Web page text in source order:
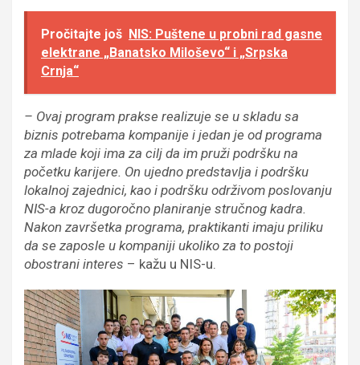
Pročitajte još NIS: Puštene u probni rad gasne
elektrane „Banatsko Miloševo“ i „Srpska
Crnja“
– Ovaj program prakse realizuje se u skladu sa
biznis potrebama kompanije i jedan je od programa
za mlade koji ima za cilj da im pruži podršku na
početku karijere. On ujedno predstavlja i podršku
lokalnoj zajednici, kao i podršku održivom poslovanju
NIS-a kroz dugoročno planiranje stručnog kadra.
Nakon završetka programa, praktikanti imaju priliku
da se zaposle u kompaniji ukoliko za to postoji
obostrani interes – kažu u NIS-u.